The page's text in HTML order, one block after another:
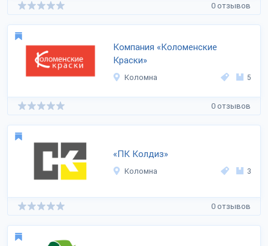
0 отзывов
Компания «Коломенские
Краски»
Коломна 5
0 отзывов
«ПК Колдиз»
Коломна 3
0 отзывов